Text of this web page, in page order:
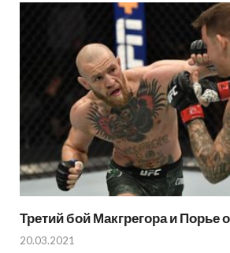
Третий бой Макгрегора и Порье
20.03.2021